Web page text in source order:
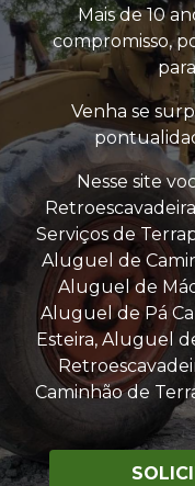
Mais de 10
compromisso,
Venha se
Nesse site
Serviços de
Aluguel de
Aluguel de
Aluguel de Pá
Esteira, Aluguel
Caminhão de